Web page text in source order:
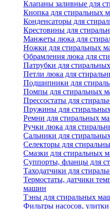
Клапаны заливные для
Кнопка для стиральных
Конденсаторы для
Крестовины для
Манжеты люка для
Ножки для стиральных
Обрамления люка для
Патрубки для
Петли люка для
Подшипники для
Помпы для стиральных
Прессостаты для
Пружины для
Ремни для стиральных
Ручки люка для
Сальники для
Селекторы для
Смазки для стиральных
Суппорты, фланцы для
Таходатчики для
Термостаты, датчики
машин
Тэны для стиральных
Фильтры насосов,